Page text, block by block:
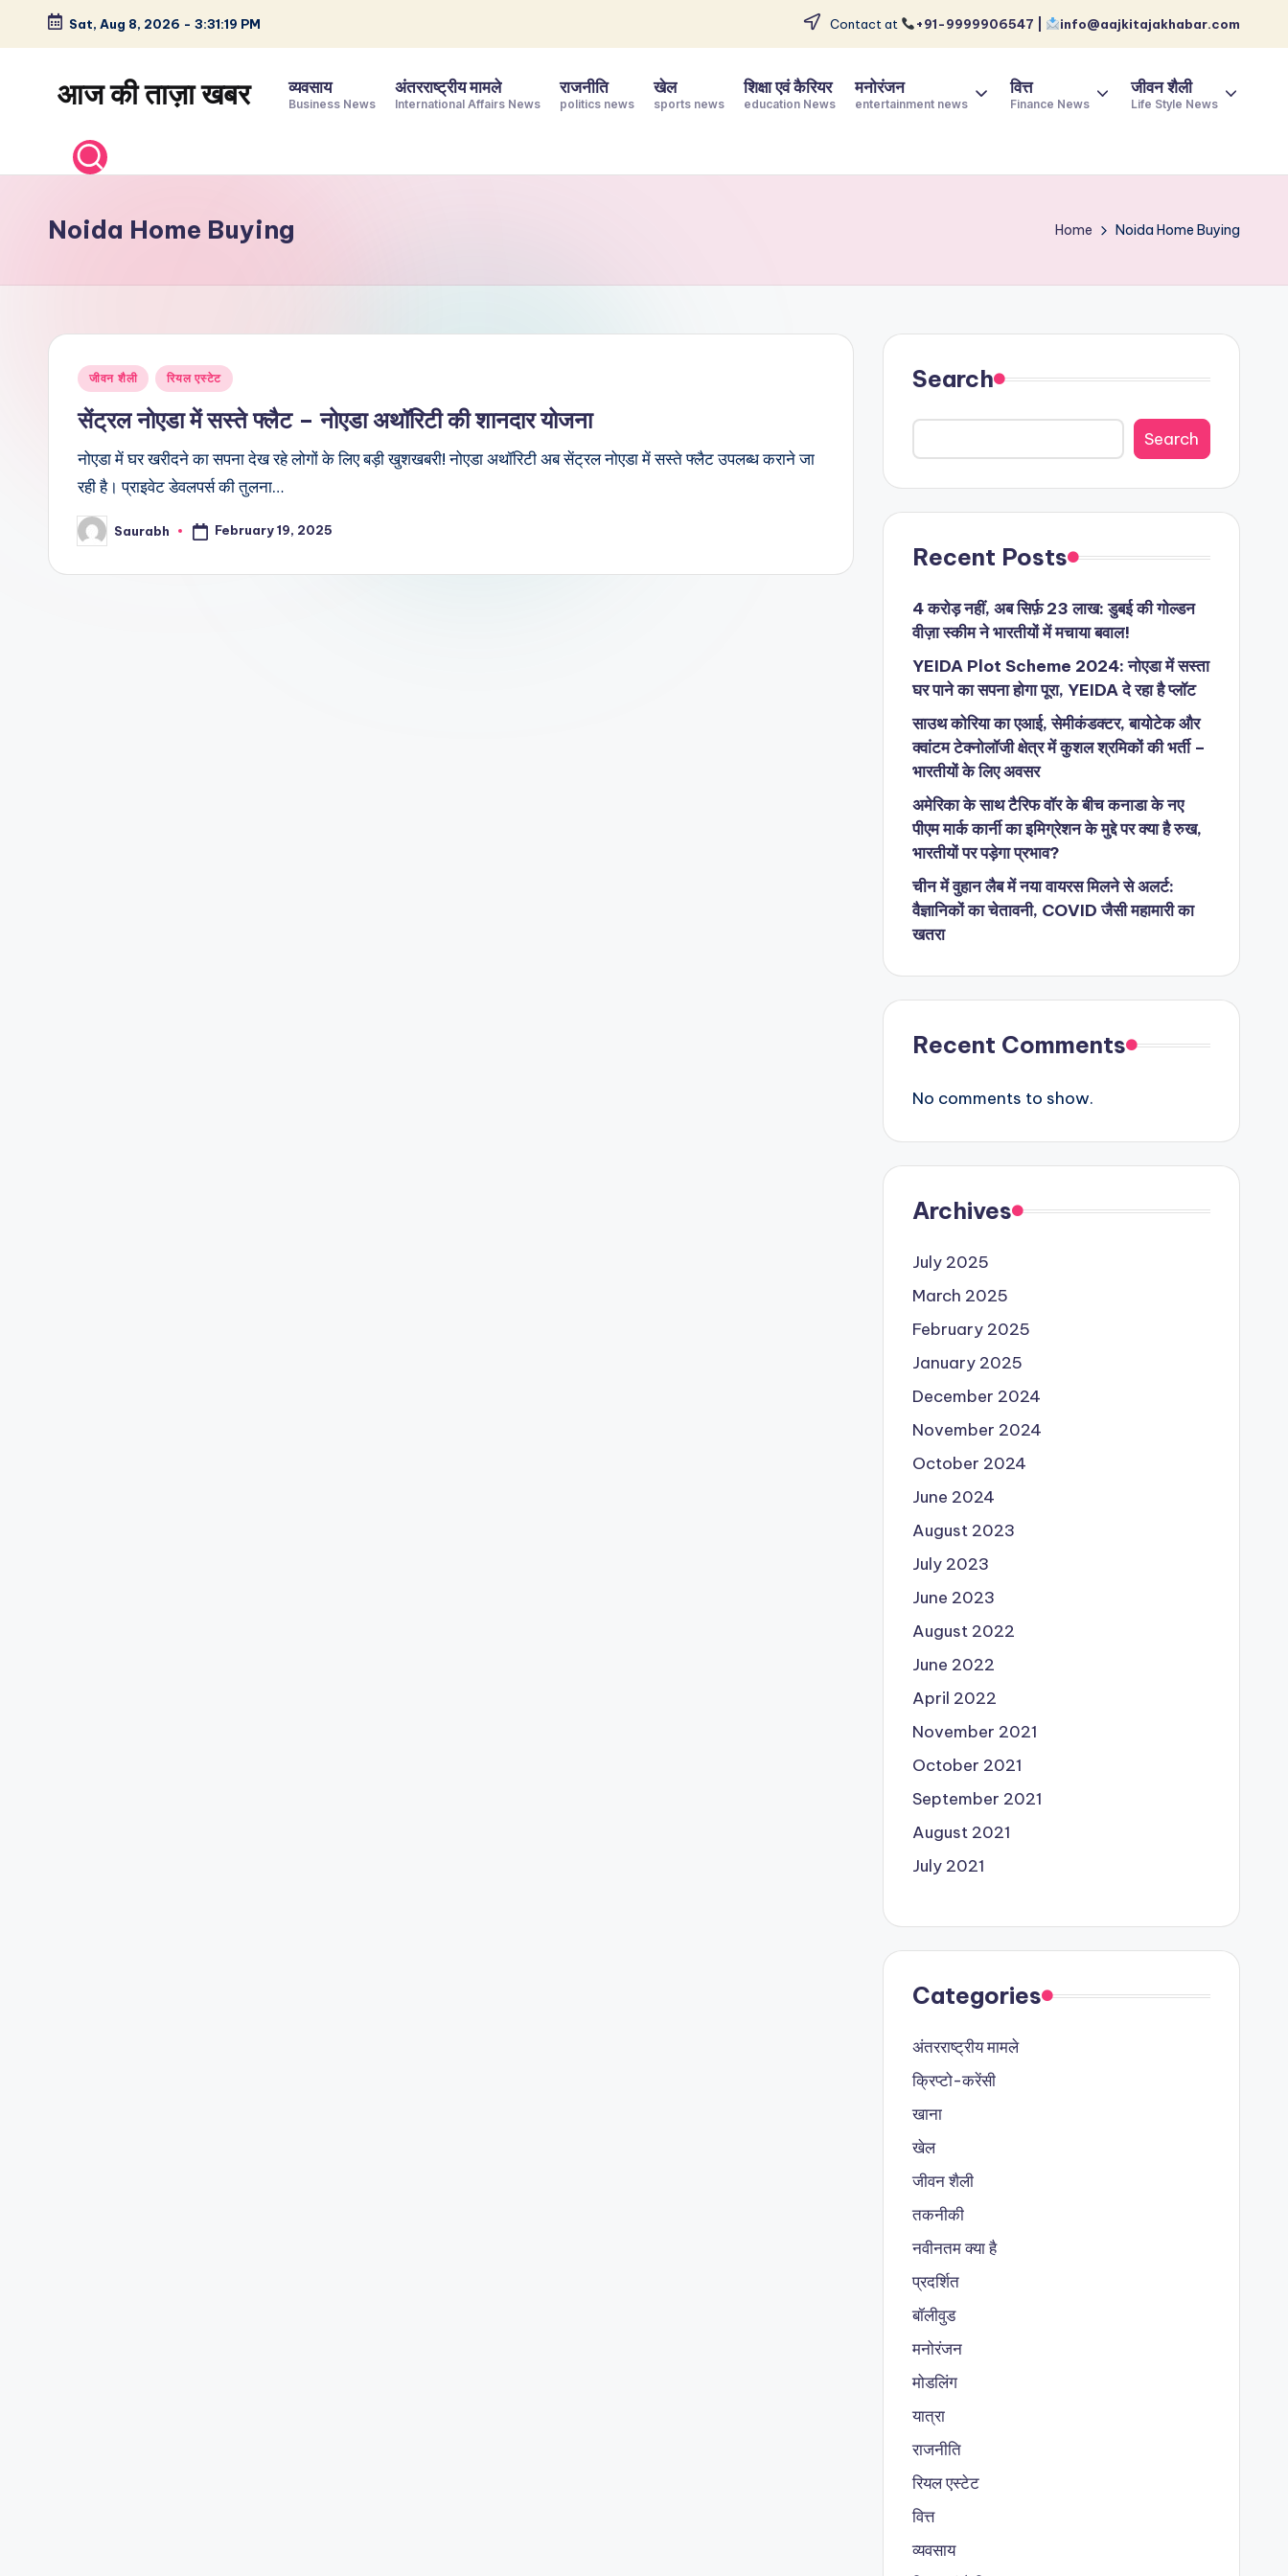
Skip
content
Sat, Aug 8, 2026 - 3:31:20 PM Contact at +91-9999906547 | info@aajkitajakhabar.com
आज की ताज़ा खबर
समाचार
–
और
विश्व
व्यवसाय
Business News
अंतरराष्ट्रीय मामले
International Affairs News
राजनीति
politics news
खेल
sports news
शिक्षा एवं कैरियर
education News
मनोरंजन
entertainment news
वित्त
Finance News
जीवन शैली
Life Style News
Noida Home Buying Home Noida Home Buying
Posted
in
जीवन शैली रियल एस्टेट
सेंट्रल नोएडा में सस्ते फ्लैट – नोएडा अथॉरिटी की शानदार योजना
नोएडा में घर खरीदने का सपना देख रहे लोगों के लिए बड़ी खुशखबरी! नोएडा अथॉरिटी अब सेंट्रल नोएडा में सस्ते फ्लैट उपलब्ध कराने जा
रही है। प्राइवेट डेवलपर्स की तुलना…
Posted
by
Saurabh February 19, 2025
Search
Search
Recent Posts
4 करोड़ नहीं, अब सिर्फ़ 23 लाख: डुबई की गोल्डन
वीज़ा स्कीम ने भारतीयों में मचाया बवाल!
YEIDA Plot Scheme 2024: नोएडा में सस्ता
घर पाने का सपना होगा पूरा, YEIDA दे रहा है प्लॉट
साउथ कोरिया का एआई, सेमीकंडक्टर, बायोटेक और
क्वांटम टेक्नोलॉजी क्षेत्र में कुशल श्रमिकों की भर्ती –
भारतीयों के लिए अवसर
अमेरिका के साथ टैरिफ वॉर के बीच कनाडा के नए
पीएम मार्क कार्नी का इमिग्रेशन के मुद्दे पर क्या है रुख,
भारतीयों पर पड़ेगा प्रभाव?
चीन में वुहान लैब में नया वायरस मिलने से अलर्ट:
वैज्ञानिकों का चेतावनी, COVID जैसी महामारी का
खतरा
Recent Comments
No comments to show.
Archives
July 2025
March 2025
February 2025
January 2025
December 2024
November 2024
October 2024
June 2024
August 2023
July 2023
June 2023
August 2022
June 2022
April 2022
November 2021
October 2021
September 2021
August 2021
July 2021
Categories
अंतरराष्ट्रीय मामले
क्रिप्टो-करेंसी
खाना
खेल
जीवन शैली
तकनीकी
नवीनतम क्या है
प्रदर्शित
बॉलीवुड
मनोरंजन
मोडलिंग
यात्रा
राजनीति
रियल एस्टेट
वित्त
व्यवसाय